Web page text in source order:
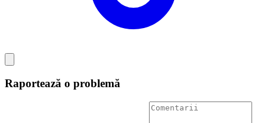
Raportează o problemă